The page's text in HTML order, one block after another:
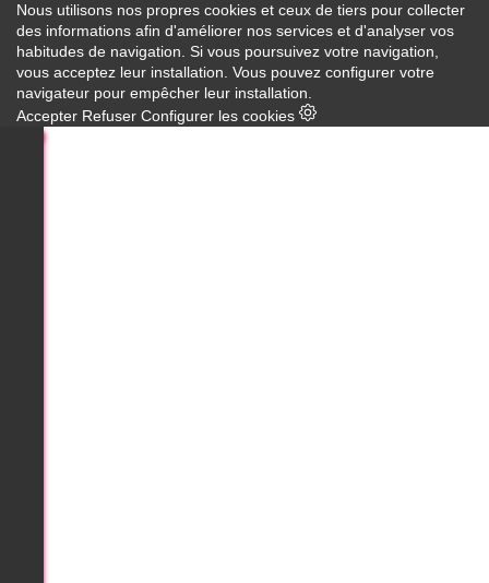
Nous utilisons nos propres cookies et ceux de tiers pour collecter
des informations afin d'améliorer nos services et d'analyser vos
habitudes de navigation. Si vous poursuivez votre navigation,
vous acceptez leur installation. Vous pouvez configurer votre
navigateur pour empêcher leur installation.
Accepter Refuser Configurer les cookies